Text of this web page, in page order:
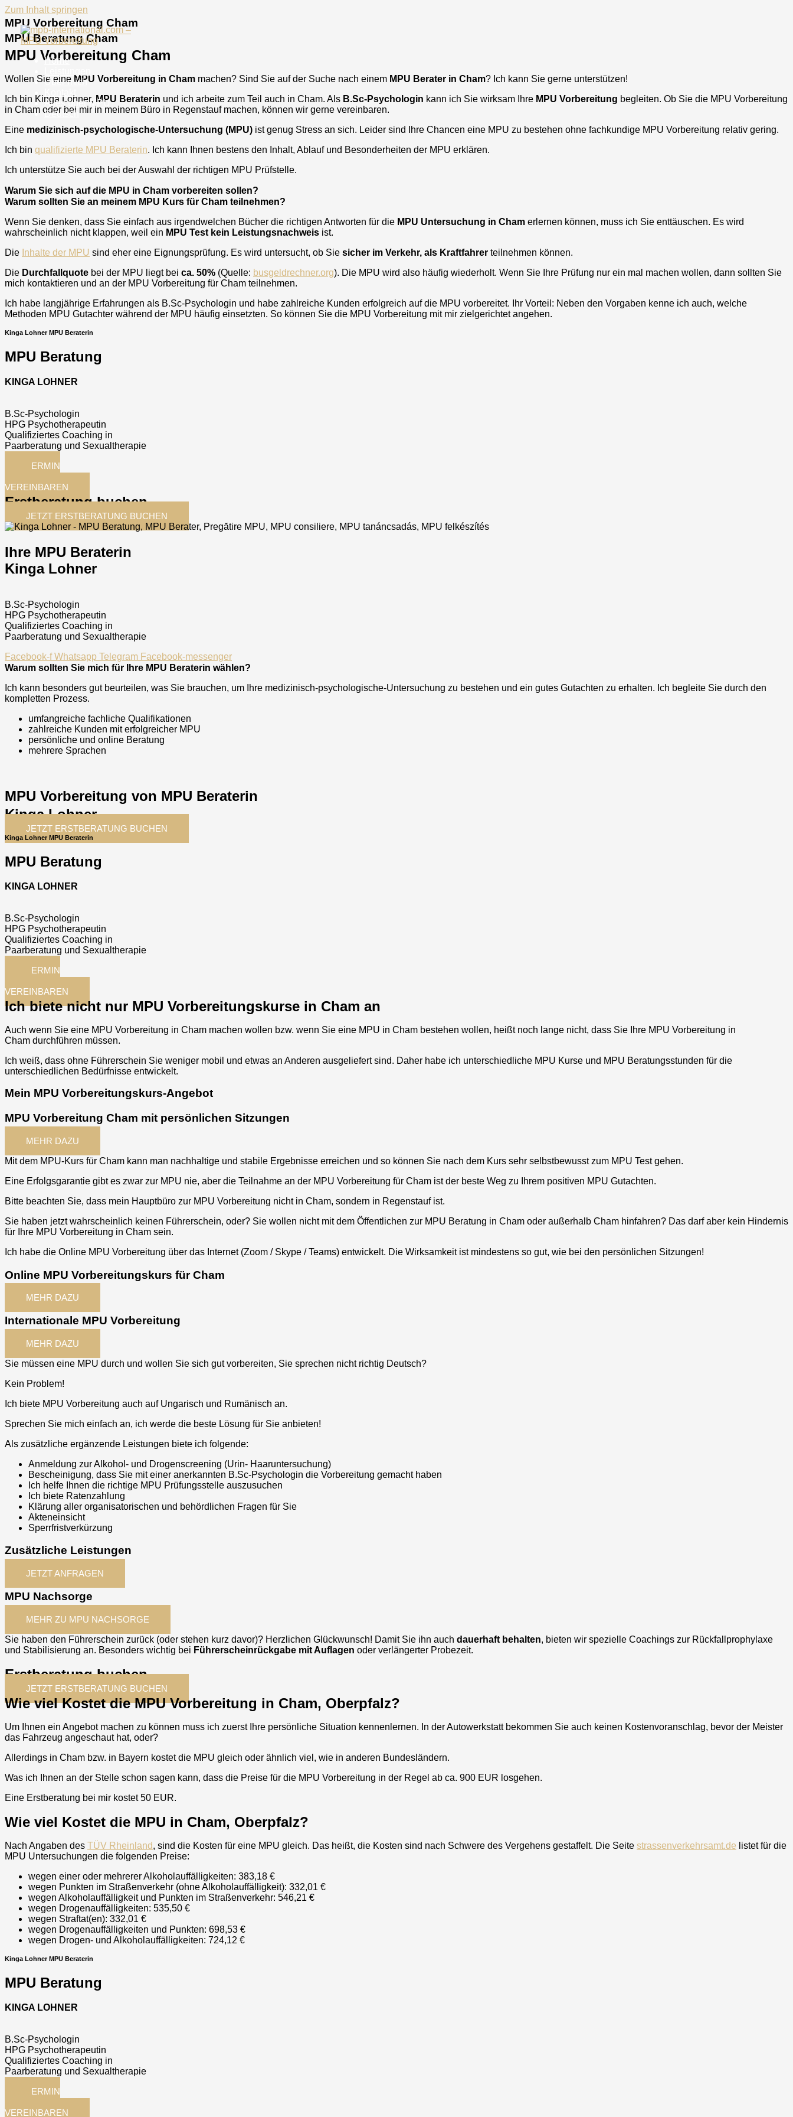
Zum Inhalt springen
Home
Über mich
Alles über MPU
Deutsch
MPU Vorbereitung Cham
MPU Beratung Cham
MPU Vorbereitung Cham
Wollen Sie eine MPU Vorbereitung in Cham machen? Sind Sie auf der Suche nach einem MPU Berater in Cham? Ich kann Sie gerne unterstützen!
Ich bin Kinga Lohner, MPU Beraterin und ich arbeite zum Teil auch in Cham. Als B.Sc-Psychologin kann ich Sie wirksam Ihre MPU Vorbereitung begleiten. Ob Sie die MPU Vorbereitung
in Cham oder bei mir in meinem Büro in Regenstauf machen, können wir gerne vereinbaren.
Eine medizinisch-psychologische-Untersuchung (MPU) ist genug Stress an sich. Leider sind Ihre Chancen eine MPU zu bestehen ohne fachkundige MPU Vorbereitung relativ gering.
Ich bin qualifizierte MPU Beraterin. Ich kann Ihnen bestens den Inhalt, Ablauf und Besonderheiten der MPU erklären.
Ich unterstütze Sie auch bei der Auswahl der richtigen MPU Prüfstelle.
Warum Sie sich auf die MPU in Cham vorbereiten sollen?
Warum sollten Sie an meinem MPU Kurs für Cham teilnehmen?
Wenn Sie denken, dass Sie einfach aus irgendwelchen Bücher die richtigen Antworten für die MPU Untersuchung in Cham erlernen können, muss ich Sie enttäuschen. Es wird
wahrscheinlich nicht klappen, weil ein MPU Test kein Leistungsnachweis ist.
Die Inhalte der MPU sind eher eine Eignungsprüfung. Es wird untersucht, ob Sie sicher im Verkehr, als Kraftfahrer teilnehmen können.
Die Durchfallquote bei der MPU liegt bei ca. 50% (Quelle: busgeldrechner.org). Die MPU wird also häufig wiederholt. Wenn Sie Ihre Prüfung nur ein mal machen wollen, dann sollten Sie
mich kontaktieren und an der MPU Vorbereitung für Cham teilnehmen.
Ich habe langjährige Erfahrungen als B.Sc-Psychologin und habe zahlreiche Kunden erfolgreich auf die MPU vorbereitet. Ihr Vorteil: Neben den Vorgaben kenne ich auch, welche
Methoden MPU Gutachter während der MPU häufig einsetzten. So können Sie die MPU Vorbereitung mit mir zielgerichtet angehen.
Kinga Lohner MPU Beraterin
MPU Beratung
KINGA LOHNER
B.Sc-Psychologin
HPG Psychotherapeutin
Qualifiziertes Coaching in
Paarberatung und Sexualtherapie
TERMIN
VEREINBAREN
Erstberatung buchen
JETZT ERSTBERATUNG BUCHEN
Ihre MPU Beraterin
Kinga Lohner
B.Sc-Psychologin
HPG Psychotherapeutin
Qualifiziertes Coaching in
Paarberatung und Sexualtherapie
Facebook-f Whatsapp Telegram Facebook-messenger
Warum sollten Sie mich für Ihre MPU Beraterin wählen?
Ich kann besonders gut beurteilen, was Sie brauchen, um Ihre medizinisch-psychologische-Untersuchung zu bestehen und ein gutes Gutachten zu erhalten. Ich begleite Sie durch den
kompletten Prozess.
umfangreiche fachliche Qualifikationen
zahlreiche Kunden mit erfolgreicher MPU
persönliche und online Beratung
mehrere Sprachen
MPU Vorbereitung von MPU Beraterin
Kinga Lohner
JETZT ERSTBERATUNG BUCHEN
Kinga Lohner MPU Beraterin
MPU Beratung
KINGA LOHNER
B.Sc-Psychologin
HPG Psychotherapeutin
Qualifiziertes Coaching in
Paarberatung und Sexualtherapie
TERMIN
VEREINBAREN
Ich biete nicht nur MPU Vorbereitungskurse in Cham an
Auch wenn Sie eine MPU Vorbereitung in Cham machen wollen bzw. wenn Sie eine MPU in Cham bestehen wollen, heißt noch lange nicht, dass Sie Ihre MPU Vorbereitung in
Cham durchführen müssen.
Ich weiß, dass ohne Führerschein Sie weniger mobil und etwas an Anderen ausgeliefertsind. Daher habe ich unterschiedliche MPU Kurse und MPU Beratungsstunden für die
unterschiedlichen Bedürfnisse entwickelt.
Mein MPU Vorbereitungskurs-Angebot
MPU Vorbereitung Cham mit persönlichen Sitzungen
MEHR DAZU
Mit dem MPU-Kurs für Cham kann man nachhaltige und stabile Ergebnisse erreichen und so können Sie nach dem Kurs sehr selbstbewusst zum MPU Test gehen.
Eine Erfolgsgarantie gibt es zwar zur MPU nie, aber die Teilnahme an der MPU Vorbereitung für Cham ist der beste Weg zu Ihrem positiven MPU Gutachten.
Bitte beachten Sie, dass mein Hauptbüro zur MPU Vorbereitung nicht in Cham, sondern in Regenstauf ist.
Sie haben jetzt wahrscheinlich keinen Führerschein, oder? Sie wollen nicht mit dem Öffentlichen zur MPU Beratung in Cham oder außerhalb Cham hinfahren? Das darf aber kein Hindernis
für Ihre MPU Vorbereitung in Cham sein.
Ich habe die Online MPU Vorbereitung über das Internet (Zoom / Skype / Teams) entwickelt. Die Wirksamkeit ist mindestens so gut, wie bei den persönlichen Sitzungen!
Online MPU Vorbereitungskurs für Cham
MEHR DAZU
Internationale MPU Vorbereitung
MEHR DAZU
Sie müssen eine MPU durch und wollen Sie sich gut vorbereiten, Sie sprechen nicht richtig Deutsch?
Kein Problem!
Ich biete MPU Vorbereitung auch auf Ungarisch und Rumänisch an.
Sprechen Sie mich einfach an, ich werde die beste Lösung für Sie anbieten!
Als zusätzliche ergänzende Leistungen biete ich folgende:
Anmeldung zur Alkohol- und Drogenscreening (Urin- Haaruntersuchung)
Bescheinigung, dass Sie mit einer anerkannten B.Sc-Psychologin die Vorbereitung gemacht haben
Ich helfe Ihnen die richtige MPU Prüfungsstelle auszusuchen
Ich biete Ratenzahlung
Klärung aller organisatorischen und behördlichen Fragen für Sie
Akteneinsicht
Sperrfristverkürzung
Zusätzliche Leistungen
JETZT ANFRAGEN
MPU Nachsorge
MEHR ZU MPU NACHSORGE
Sie haben den Führerschein zurück (oder stehen kurz davor)? Herzlichen Glückwunsch! Damit Sie ihn auch dauerhaft behalten, bieten wir spezielle Coachings zur Rückfallprophylaxe
und Stabilisierung an. Besonders wichtig bei Führerscheinrückgabe mit Auflagen oder verlängerter Probezeit.
Erstberatung buchen
JETZT ERSTBERATUNG BUCHEN
Wie viel Kostet die MPU Vorbereitung in Cham, Oberpfalz?
Um Ihnen ein Angebot machen zu können muss ich zuerst Ihre persönliche Situation kennenlernen. In der Autowerkstatt bekommen Sie auch keinen Kostenvoranschlag, bevor der Meister
das Fahrzeug angeschaut hat, oder?
Allerdings in Cham bzw. in Bayern kostet die MPU gleich oder ähnlich viel, wie in anderen Bundesländern.
Was ich Ihnen an der Stelle schon sagen kann, dass die Preise für die MPU Vorbereitung in der Regel ab ca. 900 EUR losgehen.
Eine Erstberatung bei mir kostet 50 EUR.
Wie viel Kostet die MPU in Cham, Oberpfalz?
Nach Angaben des TÜV Rheinland, sind die Kosten für eine MPU gleich. Das heißt, die Kosten sind nach Schwere des Vergehens gestaffelt. Die Seite strassenverkehrsamt.de listet für die
MPU Untersuchungen die folgenden Preise:
wegen einer oder mehrerer Alkoholauffälligkeiten: 383,18 €
wegen Punkten im Straßenverkehr (ohne Alkoholauffälligkeit): 332,01 €
wegen Alkoholauffälligkeit und Punkten im Straßenverkehr: 546,21 €
wegen Drogenauffälligkeiten: 535,50 €
wegen Straftat(en): 332,01 €
wegen Drogenauffälligkeiten und Punkten: 698,53 €
wegen Drogen- und Alkoholauffälligkeiten: 724,12 €
Kinga Lohner MPU Beraterin
MPU Beratung
KINGA LOHNER
B.Sc-Psychologin
HPG Psychotherapeutin
Qualifiziertes Coaching in
Paarberatung und Sexualtherapie
TERMIN
VEREINBAREN